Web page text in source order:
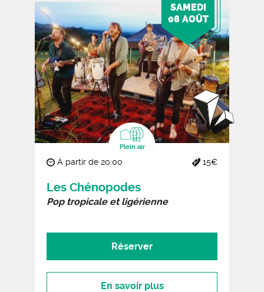
SAMEDI
08 AOÛT
Plein air
À partir de 20:00 15€
Les Chénopodes
Pop tropicale et ligérienne
Réserver
En savoir plus